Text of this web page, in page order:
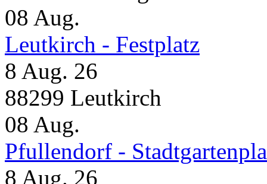
08 Aug.
Leutkirch - Festplatz
8 Aug. 26
88299 Leutkirch
08 Aug.
Pfullendorf -
8 Aug. 26